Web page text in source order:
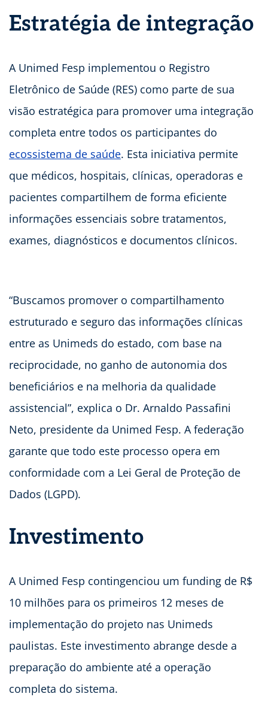
Estratégia de integração
A Unimed Fesp implementou o Registro
Eletrônico de Saúde (RES) como parte de sua
visão estratégica para promover uma integração
completa entre todos os participantes do
ecossistema de saúde. Esta iniciativa permite
que médicos, hospitais, clínicas, operadoras e
pacientes compartilhem de forma eficiente
informações essenciais sobre tratamentos,
exames, diagnósticos e documentos clínicos.
“Buscamos promover o compartilhamento
estruturado e seguro das informações clínicas
entre as Unimeds do estado, com base na
reciprocidade, no ganho de autonomia dos
beneficiários e na melhoria da qualidade
assistencial”, explica o Dr. Arnaldo Passafini
Neto, presidente da Unimed Fesp. A federação
garante que todo este processo opera em
conformidade com a Lei Geral de Proteção de
Dados (LGPD).
Investimento
A Unimed Fesp contingenciou um funding de R$
10 milhões para os primeiros 12 meses de
implementação do projeto nas Unimeds
paulistas. Este investimento abrange desde a
preparação do ambiente até a operação
completa do sistema.